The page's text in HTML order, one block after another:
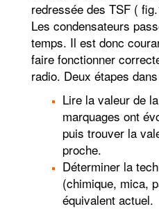
redressée des TSF (
Les condensateurs
temps. Il est donc
faire fonctionner
radio. Deux étapes
Lire la valeur de
marquages ont
puis trouver la
proche.
Déterminer la
(chimique, mica,
équivalent actuel.